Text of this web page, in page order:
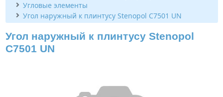
Угловые элементы
Угол наружный к плинтусу Stenopol C7501 UN
Угол наружный к плинтусу Stenopol
C7501 UN